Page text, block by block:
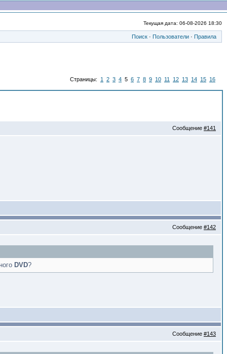
Текущая дата: 06-08-2026 18:30
Поиск · Пользователи · Правила
Страницы: 1 2 3 4 5 6 7 8 9 10 11 12 13 14 15 16
Сообщение #141
Сообщение #142
DVD?
Сообщение #143